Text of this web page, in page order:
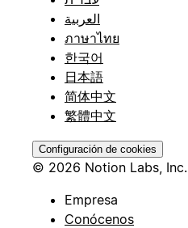
العربية
ภาษาไทย
한국어
日本語
简体中文
繁體中文
Configuración de cookies
© 2026 Notion Labs, Inc.
Empresa
Conócenos